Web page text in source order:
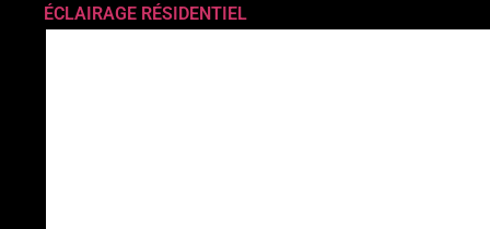
ÉCLAIRAGE RÉSIDENTIEL